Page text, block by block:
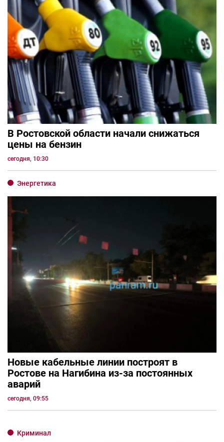
В Ростовской области начали снижаться
цены на бензин
сегодня, 10:30
Энергетика
Новые кабельные линии построят в
Ростове на Нагибина из-за постоянных
аварий
сегодня, 09:55
Криминал